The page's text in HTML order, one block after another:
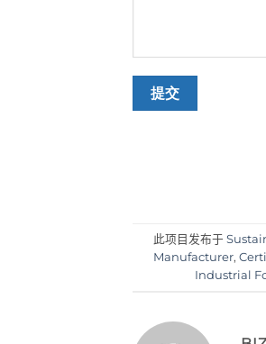
此项目发布于
Manufacturer,
Industrial